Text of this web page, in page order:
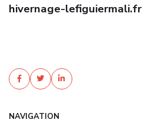
hivernage-lefiguiermali.fr
NAVIGATION